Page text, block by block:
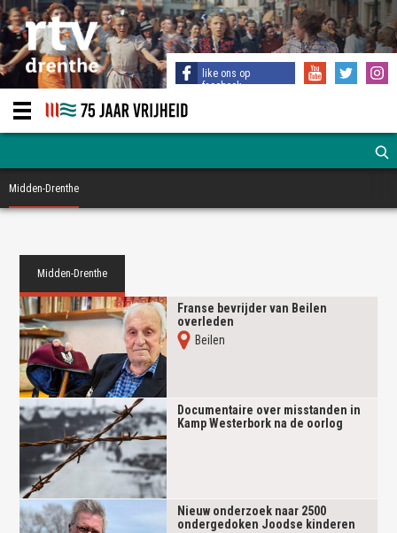
like ons op
facebook
Midden-Drenthe
Midden-Drenthe
Franse bevrijder van Beilen
overleden
Beilen
Documentaire over misstanden in
Kamp Westerbork na de oorlog
Nieuw onderzoek naar 2500
ondergedoken Joodse kinderen